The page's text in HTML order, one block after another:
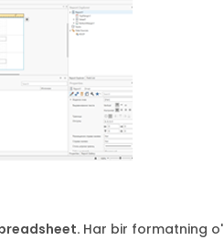
Har bir formatning